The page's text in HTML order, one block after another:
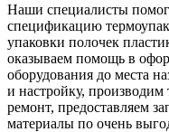
Наши специалисты
спецификацию
упаковки полочек
оказываем помощь в
оборудования до места
и настройку, производим
ремонт, предоставляем
материалы по очень